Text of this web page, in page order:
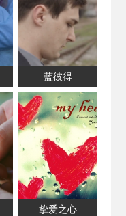
蓝彼得
挚爱之心